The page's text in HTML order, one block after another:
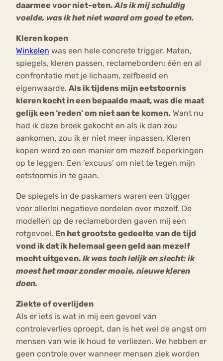
daarmee voor niet-eten.Als ik mij schuldig
voelde, was ik het niet waard om goed te eten.
Kleren kopen
Winkelen was een hele concrete trigger. Maten,
spiegels, kleren passen, reclameborden: één en al
confrontatie met je lichaam, zelfbeeld en
eigenwaarde. Als ik tijdens mijn eetstoornis
kleren kocht in een bepaalde maat, was die maat
gelijk een ‘reden’ om niet aan te komen. Want nu
had ik deze broek gekocht en als ik dan zou
aankomen, zou ik er niet meer inpassen. Kleren
kopen werd zo een manier om mezelf beperkingen
op te leggen. Een ‘excuus’ om niet te tegen mijn
eetstoornis in te gaan.
De spiegels in de paskamers waren een trigger
voor allerlei negatieve oordelen over mezelf. De
modellen op de reclameborden gaven mij een
rotgevoel. En het grootste gedeelte van de tijd
vond ik dat ik helemaal geen geld aan mezelf
mocht uitgeven. Ik was toch lelijk en slecht: ik
moest het maar zonder mooie, nieuwe kleren
doen.
Ziekte of overlijden
Als er iets is wat in mij een gevoel van
controleverlies oproept, dan is het wel de angst om
mensen van wie ik houd te verliezen. We hebben er
geen controle over wanneer mensen ziek worden